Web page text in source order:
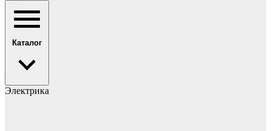
Каталог
Электрика